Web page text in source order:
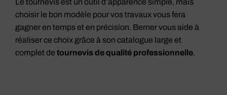
Le tournevis est un outil d’apparence simple, mais
choisir le bon modèle pour vos travaux vous fera
gagner en temps et en précision. Berner vous aide à
réaliser ce choix grâce à son catalogue large et
complet de tournevis de qualité professionnelle.